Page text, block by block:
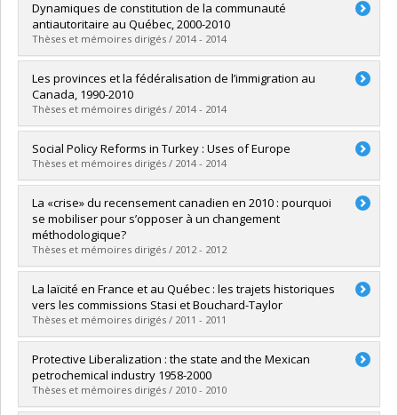
Diplômé(e) : Lachance, Anne
Cycle :Maîtrise
Diplôme obtenu :M. Sc.
Lien vers le document dans Papyrus
Dynamiques de constitution de la communauté
antiautoritaire au Québec, 2000-2010
Thèses et mémoires dirigés / 2014 - 2014
Diplômé(e) :Sarrasin, Rachel
Cycle :Doctorat
Diplôme obtenu :Ph. D.
Lien vers le document dans Papyrus
Les provinces et la fédéralisation de l’immigration au
Canada, 1990-2010
Thèses et mémoires dirigés / 2014 - 2014
Diplômé(e) :Paquet, Mireille
Cycle : Doctorat
Diplôme obtenu :Ph. D.
Lien vers le document dans Papyrus
Social Policy Reforms in Turkey : Uses of Europe
Thèses et mémoires dirigés / 2014 - 2014
Diplômé(e) : Duyulmus, Cem Utku
Cycle :Doctorat
Diplôme obtenu :
Lien vers le document dans Papyrus
La «crise» du recensement canadien en 2010 : pourquoi
se mobiliser pour s’opposer à un changement
méthodologique?
Thèses et mémoires dirigés / 2012 - 2012
Diplômé(e) :Major, Marie-Claire
Cycle :Maîtrise
Diplôme obtenu :M. Sc.
Lien vers le document dans Papyrus
La laïcité en France et au Québec : les trajets historiques
vers les commissions Stasi et Bouchard-Taylor
Thèses et mémoires dirigés / 2011 - 2011
Diplômé(e) :Legault, Guillaume
Cycle :Maîtrise
Diplôme obtenu :M. Sc.
Lien vers le document dans Papyrus
Protective Liberalization : the state and the Mexican
petrochemical industry 1958-2000
Thèses et mémoires dirigés / 2010 - 2010